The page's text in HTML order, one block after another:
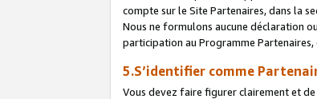
compte sur le Site Partenaires, dans la
Nous ne formulons aucune déclaration
participation au Programme
5.S’identifier comme
Vous devez faire figurer clairement et